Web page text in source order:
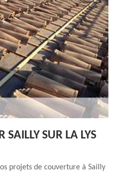
SAILLY SUR LA LYS
projets de couverture à Sailly